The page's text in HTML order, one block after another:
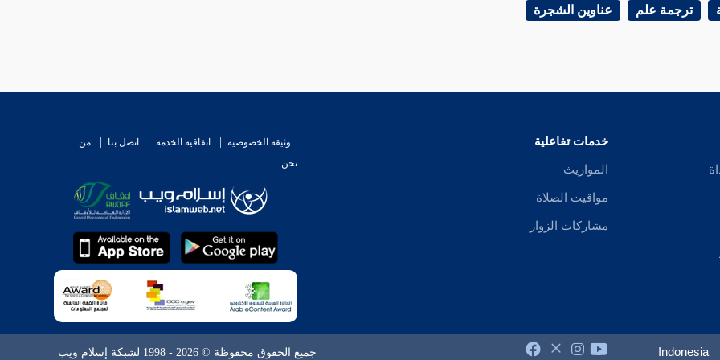
ترجمة علم عناوين الشجرة
خدمات تفاعلية
المواريث
مواقيت الصلاة
مشاركات الزوار
وثيقة الخصوصية اتفاقية الخدمة اتصل بنا
من
نحن
Indonesia جميع الحقوق محفوظة © 2026 - 1998 لشبكة إسلام ويب